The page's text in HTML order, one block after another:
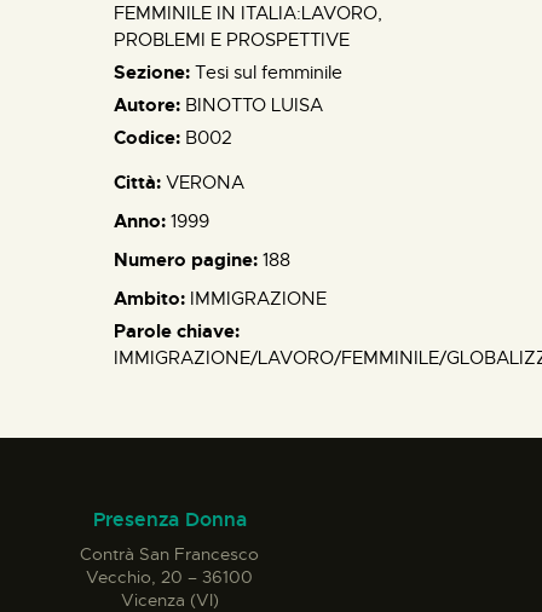
FEMMINILE IN ITALIA:LAVORO,
PROBLEMI E PROSPETTIVE
Sezione: Tesi sul femminile
Autore: BINOTTO LUISA
Codice: B002
Città: VERONA
Anno: 1999
Numero pagine: 188
Ambito: IMMIGRAZIONE
Parole chiave:
IMMIGRAZIONE/LAVORO/FEMMINILE/
Presenza Donna
Contrà San Francesco
Vecchio, 20 – 36100
Vicenza (VI)